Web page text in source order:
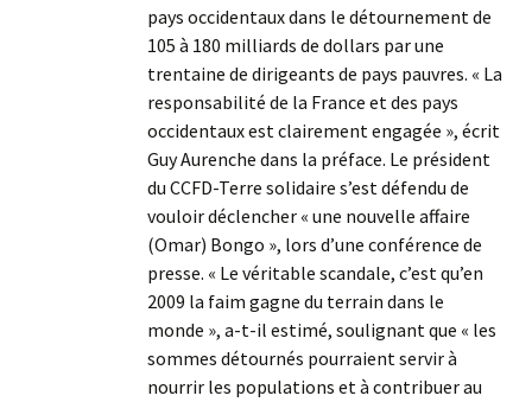
pays occidentaux dans le détournement de
105 à 180 milliards de dollars par une
trentaine de dirigeants de pays pauvres. « La
responsabilité de la France et des pays
occidentaux est clairement engagée », écrit
Guy Aurenche dans la préface. Le président
du CCFD-Terre solidaire s’est défendu de
vouloir déclencher « une nouvelle affaire
(Omar) Bongo », lors d’une conférence de
presse. « Le véritable scandale, c’est qu’en
2009 la faim gagne du terrain dans le
monde », a-t-il estimé, soulignant que « les
sommes détournés pourraient servir à
nourrir les populations et à contribuer au